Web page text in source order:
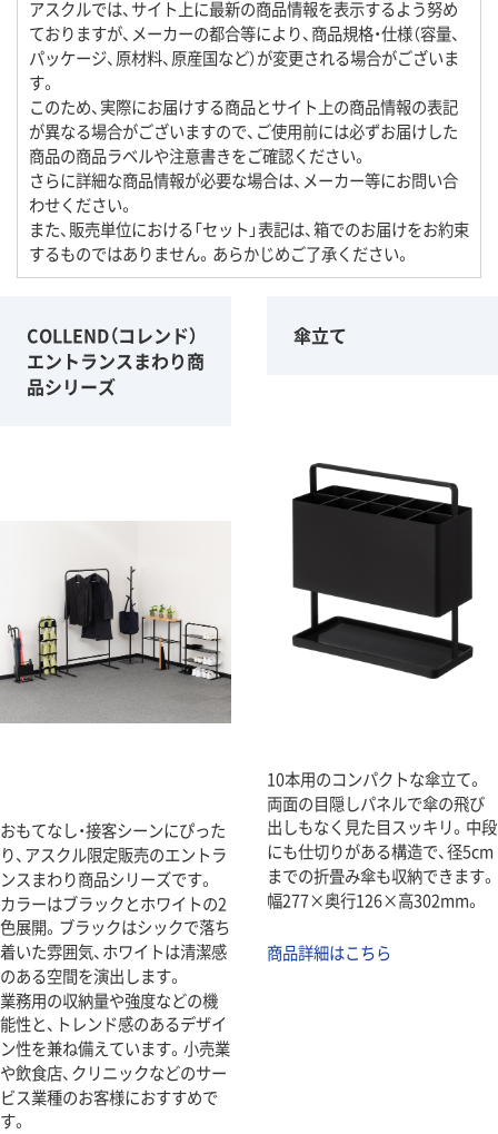
アスクルでは、サイト上に最新の商品情報を表示するよう努め
ておりますが、メーカーの都合等により、商品規格・仕様（容量、
パッケージ、原材料、原産国など）が変更される場合がございま
す。
このため、実際にお届けする商品とサイト上の商品情報の表記
が異なる場合がございますので、ご使用前には必ずお届けした
商品の商品ラベルや注意書きをご確認ください。
さらに詳細な商品情報が必要な場合は、メーカー等にお問い合
わせください。
また、販売単位における「セット」表記は、箱でのお届けをお約束
するものではありません。あらかじめご了承ください。
COLLEND（コレンド）
エントランスまわり商
品シリーズ
おもてなし・接客シーンにぴった
り、アスクル限定販売のエントラ
ンスまわり商品シリーズです。
カラーはブラックとホワイトの2
色展開。ブラックはシックで落ち
着いた雰囲気、ホワイトは清潔感
のある空間を演出します。
業務用の収納量や強度などの機
能性と、トレンド感のあるデザイ
ン性を兼ね備えています。小売業
や飲食店、クリニックなどのサー
ビス業種のお客様におすすめで
す。
傘立て
10本用のコンパクトな傘立て。
両面の目隠しパネルで傘の飛び
出しもなく見た目スッキリ。中段
にも仕切りがある構造で、径5cm
までの折畳み傘も収納できます。
幅277×奥行126×高302mm。
商品詳細はこちら